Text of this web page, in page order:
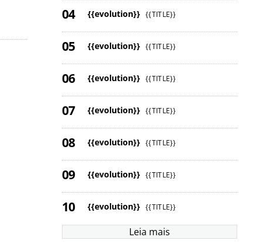
{{evolution}} {{TITLE}}
{{evolution}} {{TITLE}}
{{evolution}} {{TITLE}}
{{evolution}} {{TITLE}}
{{evolution}} {{TITLE}}
{{evolution}} {{TITLE}}
{{evolution}} {{TITLE}}
Leia mais